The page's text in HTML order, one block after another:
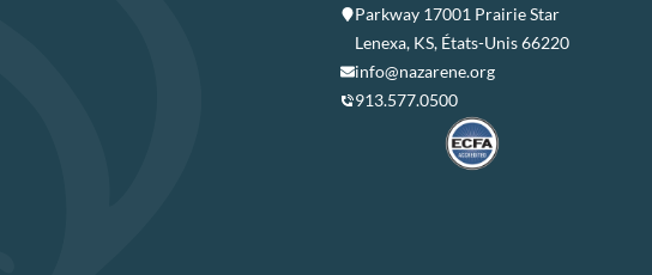
Parkway 17001 Prairie Star
Lenexa, KS, États-Unis 66220
info@nazarene.org
913.577.0500